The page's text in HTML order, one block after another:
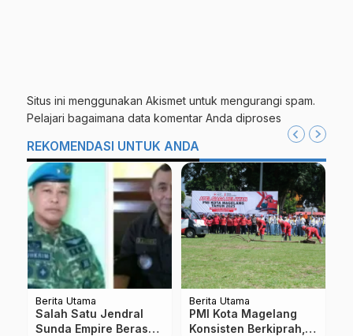
Situs ini menggunakan Akismet untuk mengurangi spam.
Pelajari bagaimana data komentar Anda diproses
REKOMENDASI UNTUK ANDA
Berita Utama
Salah Satu Jendral
Sunda Empire Berasal
Berita Utama
PMI Kota Magelang
Konsisten Berkiprah,